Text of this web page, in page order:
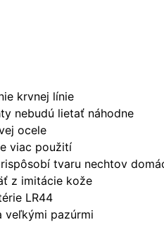
krvnej línie
nebudú lietať náhodne
ocele
viac použití
tvaru nechtov
z imitácie kože
LR44
veľkými pazúrmi